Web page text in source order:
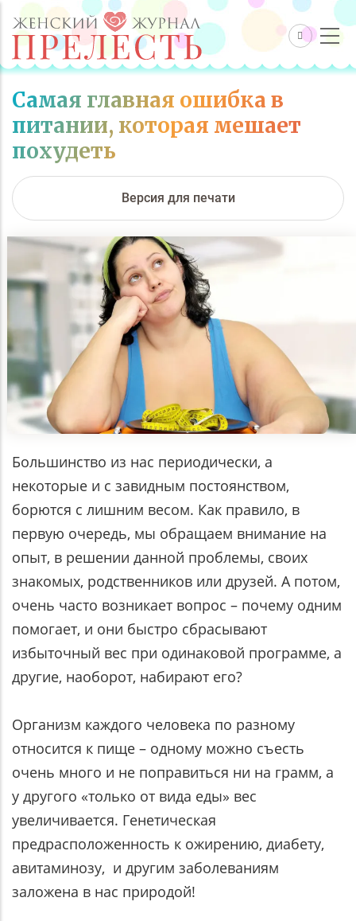
Самая главная ошибка в
питании, которая мешает
похудеть
Версия для печати
Большинство из нас периодически, а
некоторые и с завидным постоянством,
борются с лишним весом. Как правило, в
первую очередь, мы обращаем внимание на
опыт, в решении данной проблемы, своих
знакомых, родственников или друзей. А потом,
очень часто возникает вопрос – почему одним
помогает, и они быстро сбрасывают
избыточный вес при одинаковой программе, а
другие, наоборот, набирают его?
Организм каждого человека по разному
относится к пище – одному можно съесть
очень много и не поправиться ни на грамм, а
у другого «только от вида еды» вес
увеличивается. Генетическая
предрасположенность к ожирению, диабету,
авитаминозу, и другим заболеваниям
заложена в нас природой!